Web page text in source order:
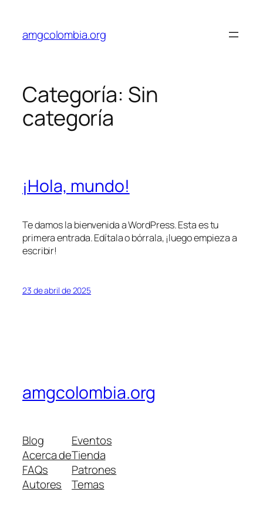
contenido
amgcolombia.org
Categoría: Sin
categoría
¡Hola, mundo!
Te damos la bienvenida a WordPress. Esta es tu
primera entrada. Edítala o bórrala, ¡luego empieza a
escribir!
23 de abril de 2025
amgcolombia.org
Blog
Acerca de
FAQs
Autores
Eventos
Tienda
Patrones
Temas